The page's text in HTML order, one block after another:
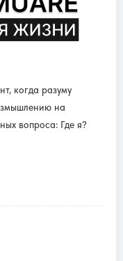
когда разуму
на
вопроса: Где я?